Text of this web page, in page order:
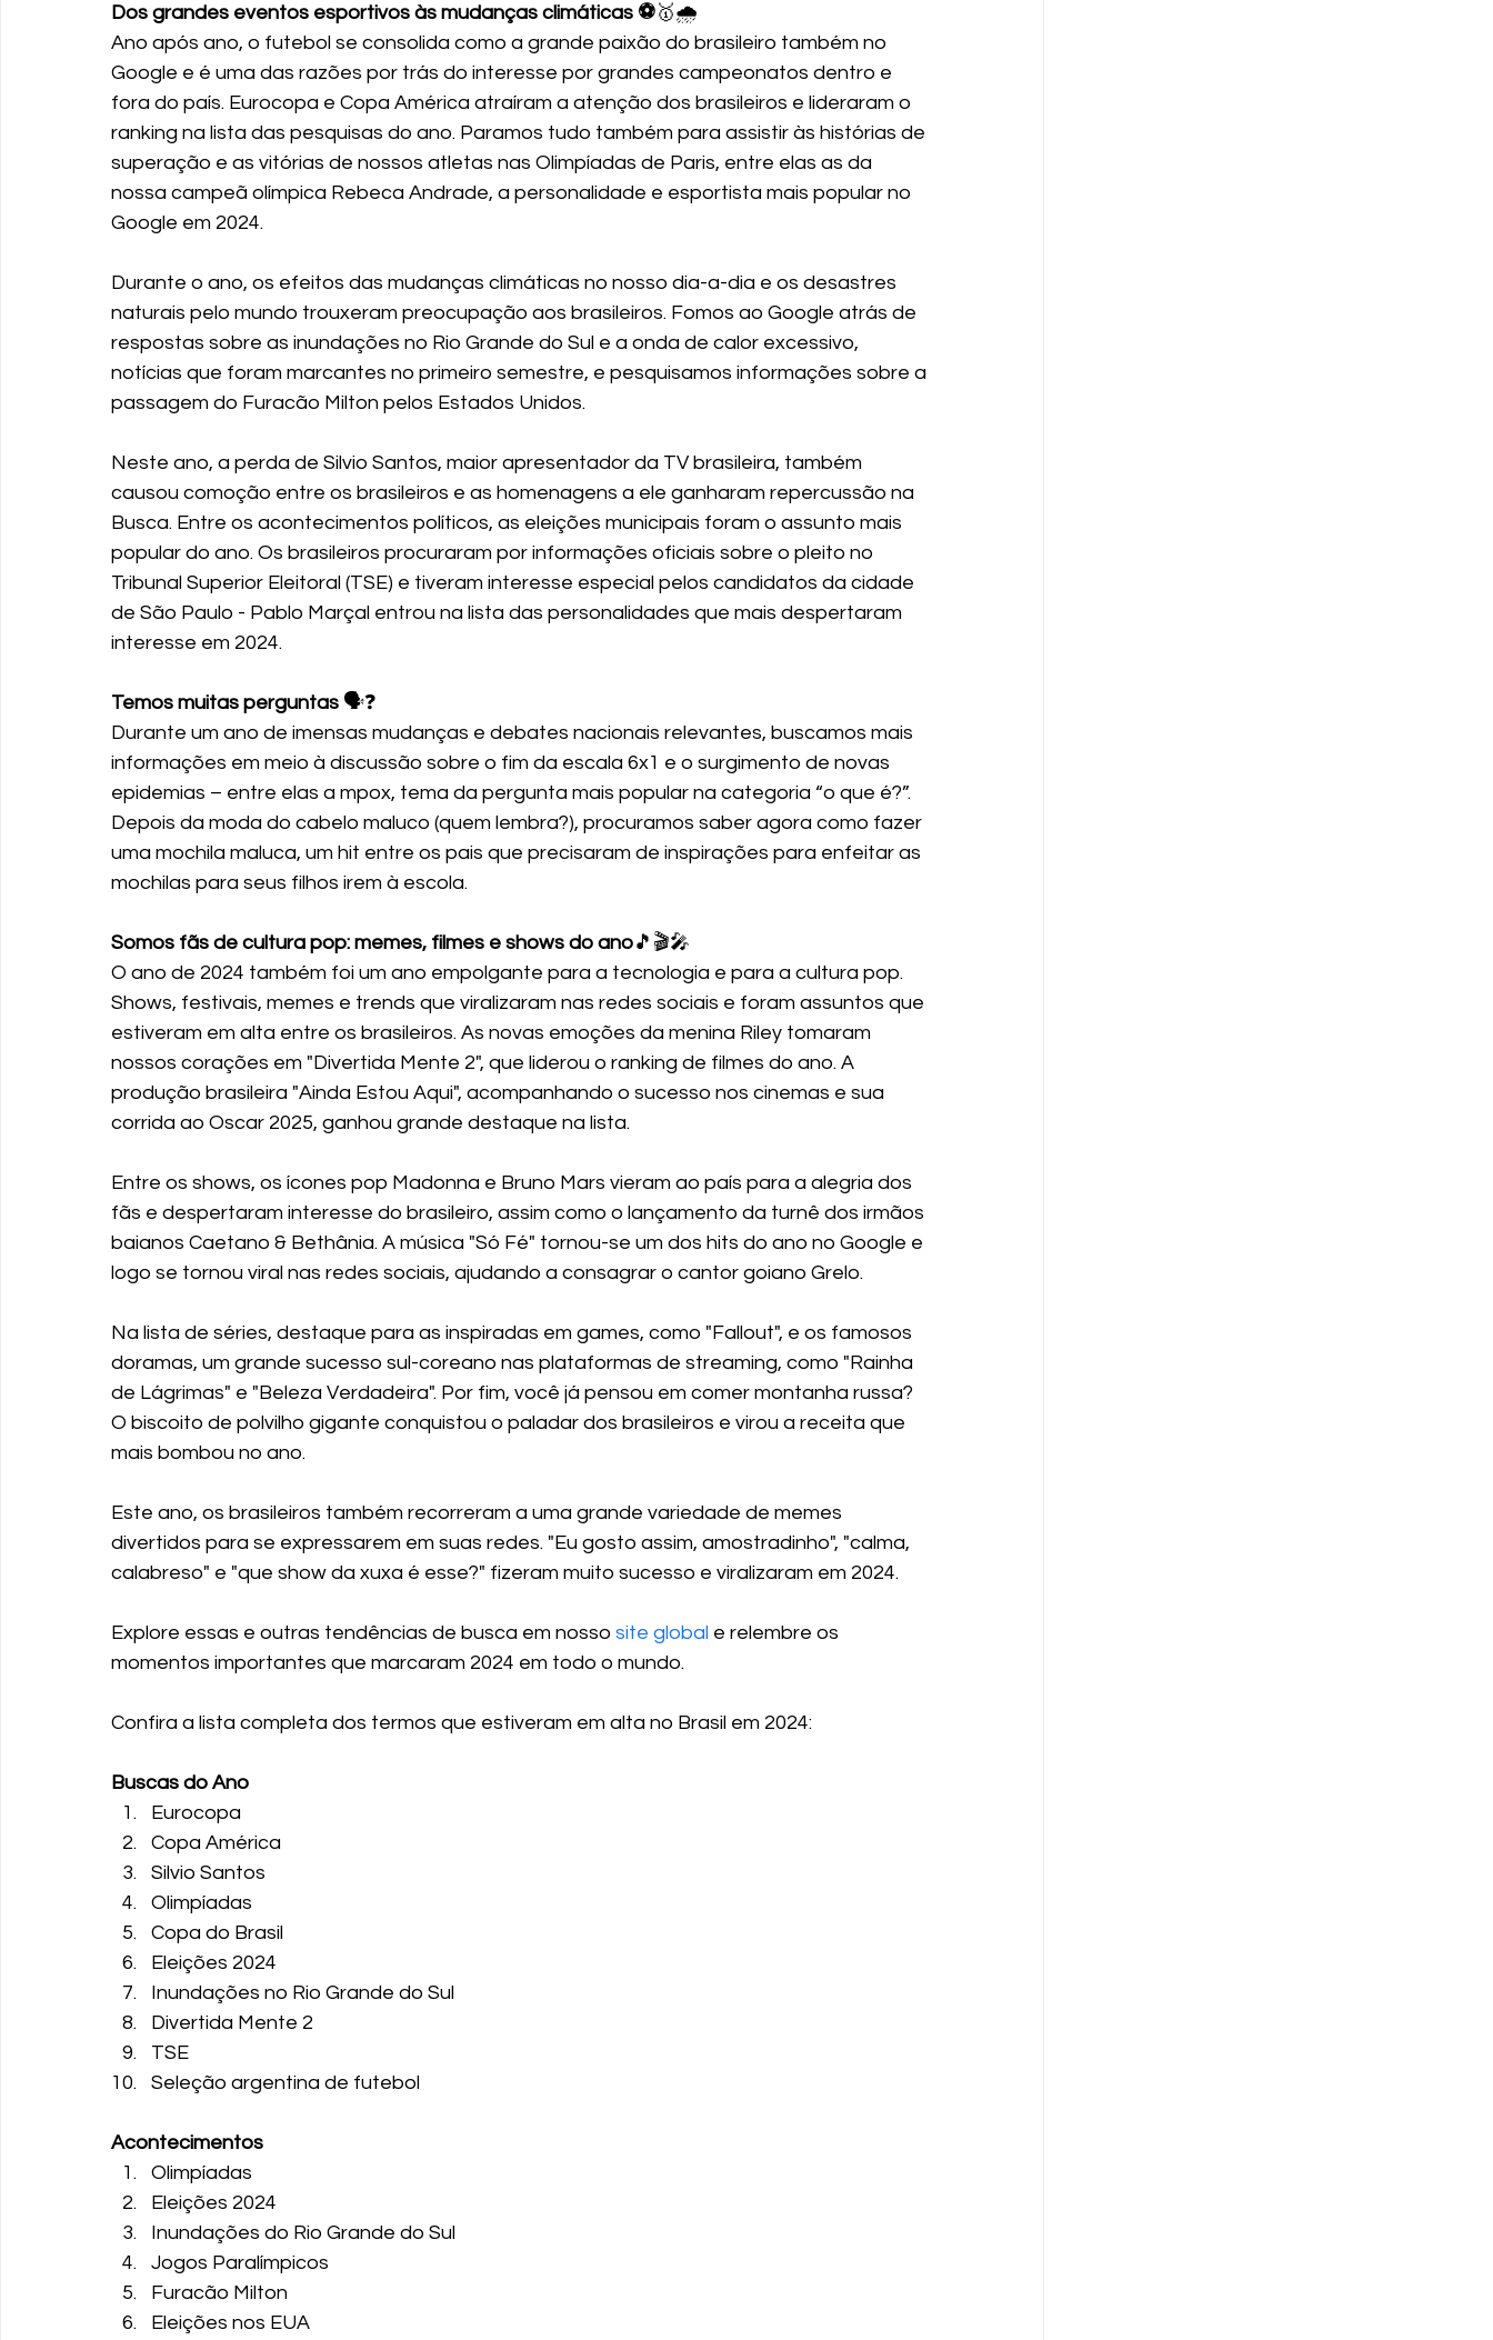
Dos grandes eventos esportivos às mudanças climáticas ⚽🥇🌧️
Ano após ano, o futebol se consolida como a grande paixão do brasileiro também no
Google e é uma das razões por trás do interesse por grandes campeonatos dentro e
fora do país. Eurocopa e Copa América atraíram a atenção dos brasileiros e lideraram o
ranking na lista das pesquisas do ano. Paramos tudo também para assistir às histórias de
superação e as vitórias de nossos atletas nas Olimpíadas de Paris, entre elas as da
nossa campeã olímpica Rebeca Andrade, a personalidade e esportista mais popular no
Google em 2024.
Durante o ano, os efeitos das mudanças climáticas no nosso dia-a-dia e os desastres
naturais pelo mundo trouxeram preocupação aos brasileiros. Fomos ao Google atrás de
respostas sobre as inundações no Rio Grande do Sul e a onda de calor excessivo,
notícias que foram marcantes no primeiro semestre, e pesquisamos informações sobre a
passagem do Furacão Milton pelos Estados Unidos.
Neste ano, a perda de Silvio Santos, maior apresentador da TV brasileira, também
causou comoção entre os brasileiros e as homenagens a ele ganharam repercussão na
Busca. Entre os acontecimentos políticos, as eleições municipais foram o assunto mais
popular do ano. Os brasileiros procuraram por informações oficiais sobre o pleito no
Tribunal Superior Eleitoral (TSE) e tiveram interesse especial pelos candidatos da cidade
de São Paulo - Pablo Marçal entrou na lista das personalidades que mais despertaram
interesse em 2024.
Temos muitas perguntas 🗣❓
Durante um ano de imensas mudanças e debates nacionais relevantes, buscamos mais
informações em meio à discussão sobre o fim da escala 6x1 e o surgimento de novas
epidemias – entre elas a mpox, tema da pergunta mais popular na categoria “o que é?”.
Depois da moda do cabelo maluco (quem lembra?), procuramos saber agora como fazer
uma mochila maluca, um hit entre os pais que precisaram de inspirações para enfeitar as
mochilas para seus filhos irem à escola.
Somos fãs de cultura pop: memes, filmes e shows do ano🎵🎬🎤
O ano de 2024 também foi um ano empolgante para a tecnologia e para a cultura pop.
Shows, festivais, memes e trends que viralizaram nas redes sociais e foram assuntos que
estiveram em alta entre os brasileiros. As novas emoções da menina Riley tomaram
nossos corações em "Divertida Mente 2", que liderou o ranking de filmes do ano. A
produção brasileira "Ainda Estou Aqui", acompanhando o sucesso nos cinemas e sua
corrida ao Oscar 2025, ganhou grande destaque na lista.
Entre os shows, os ícones pop Madonna e Bruno Mars vieram ao país para a alegria dos
fãs e despertaram interesse do brasileiro, assim como o lançamento da turnê dos irmãos
baianos Caetano & Bethânia. A música "Só Fé" tornou-se um dos hits do ano no Google e
logo se tornou viral nas redes sociais, ajudando a consagrar o cantor goiano Grelo.
Na lista de séries, destaque para as inspiradas em games, como "Fallout", e os famosos
doramas, um grande sucesso sul-coreano nas plataformas de streaming, como "Rainha
de Lágrimas" e "Beleza Verdadeira". Por fim, você já pensou em comer montanha russa?
O biscoito de polvilho gigante conquistou o paladar dos brasileiros e virou a receita que
mais bombou no ano.
Este ano, os brasileiros também recorreram a uma grande variedade de memes
divertidos para se expressarem em suas redes. "Eu gosto assim, amostradinho", "calma,
calabreso" e "que show da xuxa é esse?" fizeram muito sucesso e viralizaram em 2024.
Explore essas e outras tendências de busca em nosso site global e relembre os
momentos importantes que marcaram 2024 em todo o mundo.
Confira a lista completa dos termos que estiveram em alta no Brasil em 2024:
Buscas do Ano
Eurocopa
Copa América
Silvio Santos
Olimpíadas
Copa do Brasil
Eleições 2024
Inundações no Rio Grande do Sul
Divertida Mente 2
TSE
Seleção argentina de futebol
Acontecimentos
Olimpíadas
Eleições 2024
Inundações do Rio Grande do Sul
Jogos Paralímpicos
Furacão Milton
Eleições nos EUA